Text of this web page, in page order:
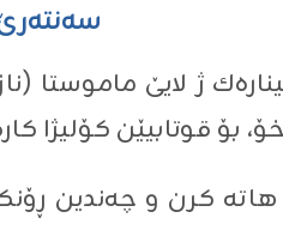
چوارشەمبێ ڕێکەڤتی 20/10/2021
کرن و چەندین